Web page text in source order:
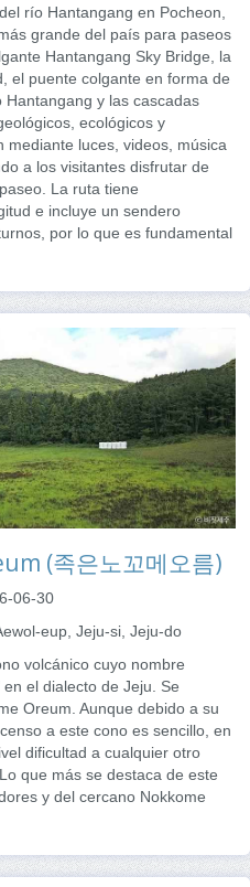
río Hantangang en Pocheon,
grande del país para paseos
Hantangang Sky Bridge, la
el puente colgante en forma de
y las cascadas
ecológicos y
luces, videos, música
a los visitantes disfrutar de
La ruta tiene
e incluye un sendero
por lo que es fundamental
(족은노꼬메오름)
06-30
eup, Jeju-si, Jeju-do
volcánico cuyo nombre
el dialecto de Jeju. Se
Oreum. Aunque debido a su
a este cono es sencillo, en
dificultad a cualquier otro
que más se destaca de este
y del cercano Nokkome